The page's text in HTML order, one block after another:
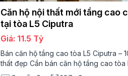
Căn hộ nội thất mới tầng cao
tại tòa L5 Ciputra
Giá: 11.5 Tỷ
Bán căn hộ tầng cao tòa L5 Ciputra –
thất đẹp Cần bán căn hộ tầng cao tòa
tích 107m², thiết kế 3 phòng ngủ – 2